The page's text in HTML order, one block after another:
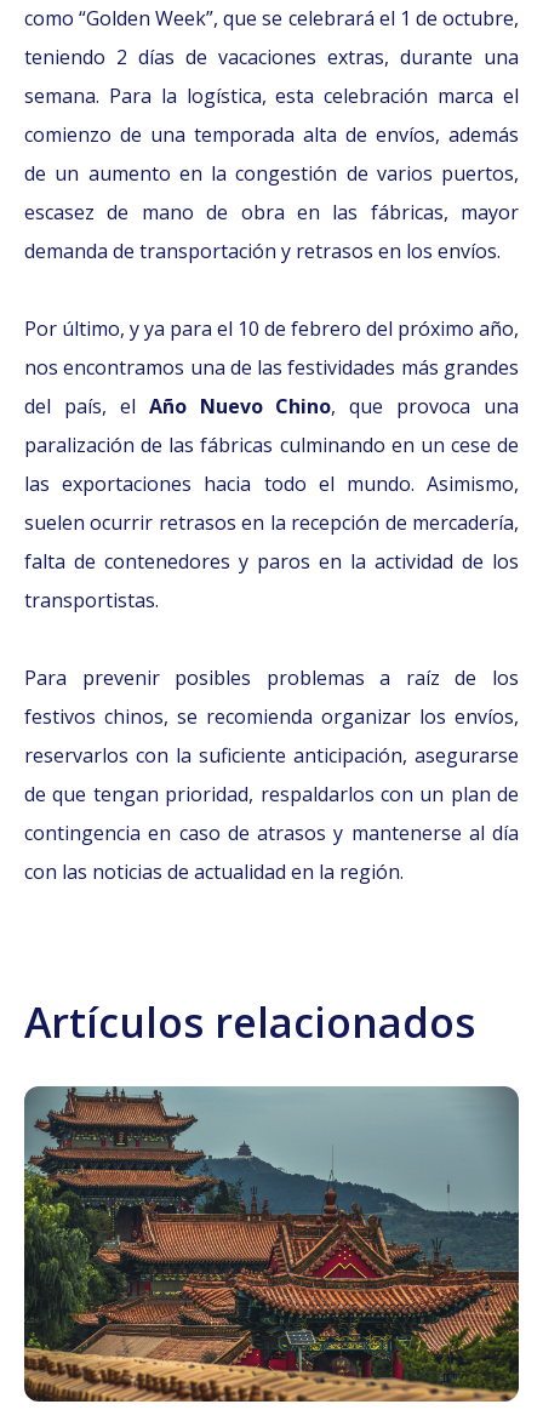
como “Golden Week”, que se celebrará el 1 de octubre,
teniendo 2 días de vacaciones extras, durante una
semana. Para la logística, esta celebración marca el
comienzo de una temporada alta de envíos, además
de un aumento en la congestión de varios puertos,
escasez de mano de obra en las fábricas, mayor
demanda de transportación y retrasos en los envíos.
Por último, y ya para el 10 de febrero del próximo año,
nos encontramos una de las festividades más grandes
del país, el Año Nuevo Chino, que provoca una
paralización de las fábricas culminando en un cese de
las exportaciones hacia todo el mundo. Asimismo,
suelen ocurrir retrasos en la recepción de mercadería,
falta de contenedores y paros en la actividad de los
transportistas.
Para prevenir posibles problemas a raíz de los
festivos chinos, se recomienda organizar los envíos,
reservarlos con la suficiente anticipación, asegurarse
de que tengan prioridad, respaldarlos con un plan de
contingencia en caso de atrasos y mantenerse al día
con las noticias de actualidad en la región.
Artículos relacionados